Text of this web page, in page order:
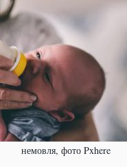
немовля, фото Pxhere